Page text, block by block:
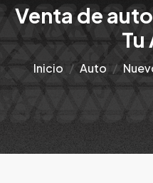
Venta de
Tu
Inicio Auto